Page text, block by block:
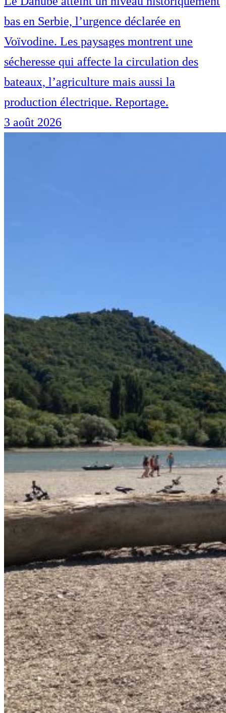
bas en Serbie, l’urgence déclarée en
Voïvodine. Les paysages montrent une
sécheresse qui affecte la circulation des
bateaux, l’agriculture mais aussi la
production électrique. Reportage.
3 août 2026